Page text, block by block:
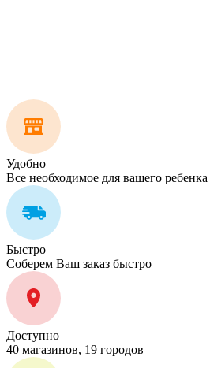
Удобно
Все необходимое для вашего
Быстро
Соберем Ваш заказ быстро
Доступно
40 магазинов, 19 городов